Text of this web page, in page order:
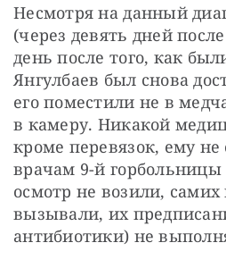
Несмотря на данный
(через девять дней
день после того, как
Янгулбаев был снова
его поместили не в
в камеру. Никакой
кроме перевязок, ему
врачам 9-й горбольницы
осмотр не возили,
вызывали, их
антибиотики) не